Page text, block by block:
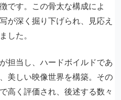
です。この骨太な構成によ
が深く掘り下げられ、見応え
した。
担当し、ハードボイルドであ
美しい映像世界を構築。その
高く評価され、後述する数々